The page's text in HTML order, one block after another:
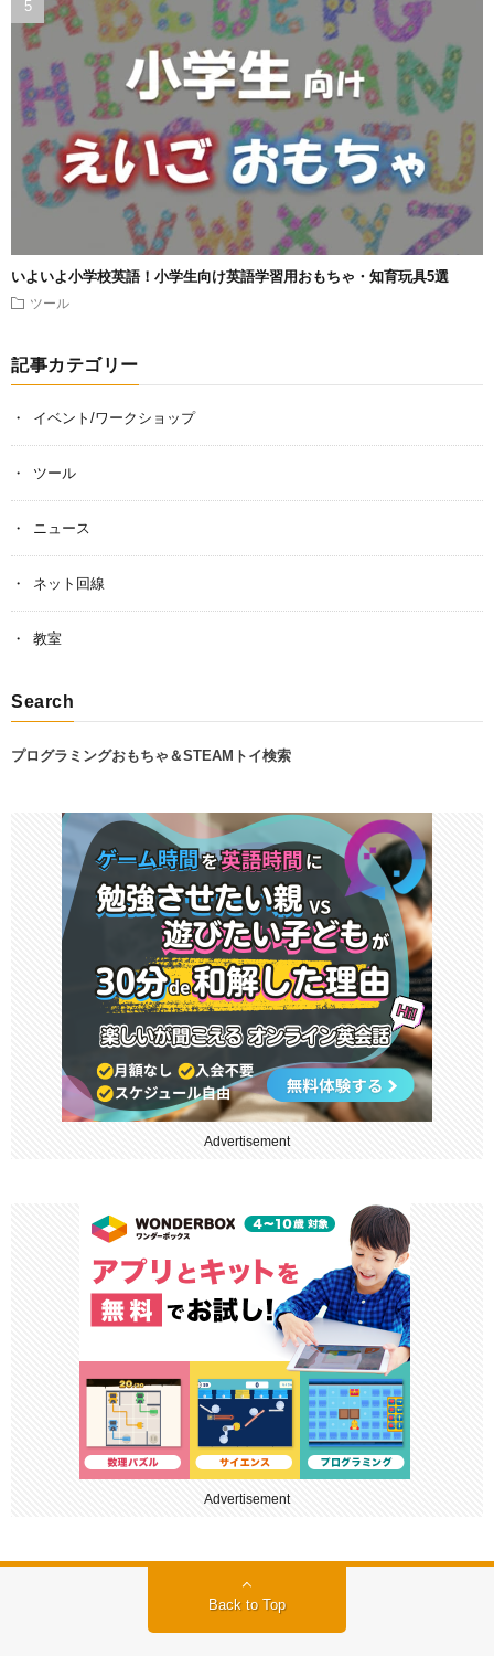
いよいよ小学校英語！小学生向け英語学習用おもちゃ・知育玩具5選
ツール
記事カテゴリー
イベント/ワークショップ
ツール
ニュース
ネット回線
教室
Search
プログラミングおもちゃ＆STEAMトイ検索
Advertisement
Advertisement
Back to Top